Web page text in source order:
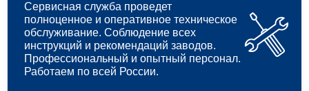
Сервисная служба проведет
полноценное и оперативное техническое
обслуживание. Соблюдение всех
инструкций и рекомендаций заводов.
Профессиональный и опытный персонал.
Работаем по всей России.